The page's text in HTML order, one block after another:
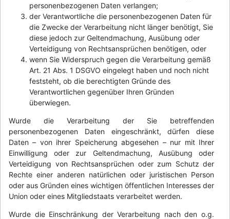
personenbezogenen Daten verlangen;
der Verantwortliche die personenbezogenen Daten für
die Zwecke der Verarbeitung nicht länger benötigt, Sie
diese jedoch zur Geltendmachung, Ausübung oder
Verteidigung von Rechtsansprüchen benötigen, oder
wenn Sie Widerspruch gegen die Verarbeitung gemäß
Art. 21 Abs. 1 DSGVO eingelegt haben und noch nicht
feststeht, ob die berechtigten Gründe des
Verantwortlichen gegenüber Ihren Gründen
überwiegen.
Wurde die Verarbeitung der Sie betreffenden
personenbezogenen Daten eingeschränkt, dürfen diese
Daten – von ihrer Speicherung abgesehen – nur mit Ihrer
Einwilligung oder zur Geltendmachung, Ausübung oder
Verteidigung von Rechtsansprüchen oder zum Schutz der
Rechte einer anderen natürlichen oder juristischen Person
oder aus Gründen eines wichtigen öffentlichen Interesses der
Union oder eines Mitgliedstaats verarbeitet werden.
Wurde die Einschränkung der Verarbeitung nach den o.g.